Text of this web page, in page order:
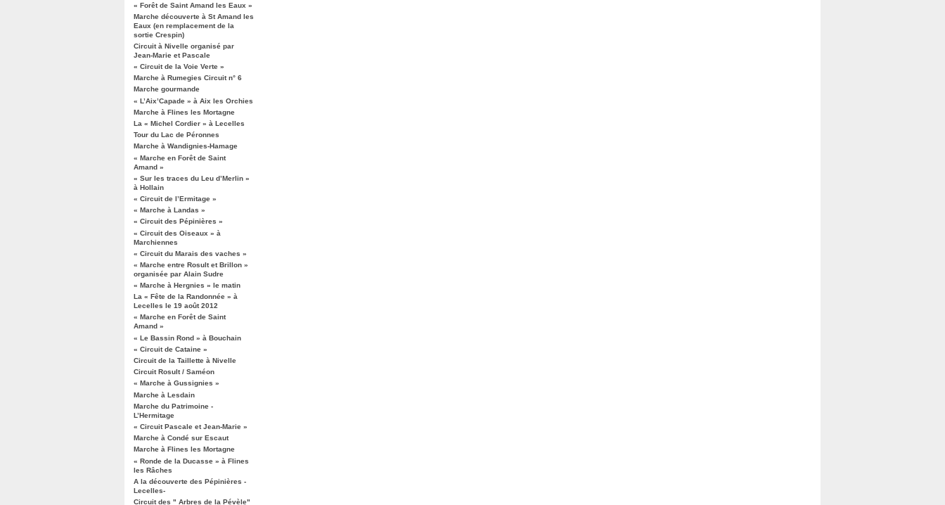
« Forêt de Saint Amand les Eaux »
Marche découverte à St Amand les
Eaux (en remplacement de la
sortie Crespin)
Circuit à Nivelle organisé par
Jean-Marie et Pascale
« Circuit de la Voie Verte »
Marche à Rumegies Circuit n° 6
Marche gourmande
« L’Aix’Capade » à Aix les Orchies
Marche à Flines les Mortagne
La « Michel Cordier » à Lecelles
Tour du Lac de Péronnes
Marche à Wandignies-Hamage
« Marche en Forêt de Saint
Amand »
« Sur les traces du Leu d’Merlin »
à Hollain
« Circuit de l’Ermitage »
« Marche à Landas »
« Circuit des Pépinières »
« Circuit des Oiseaux » à
Marchiennes
« Circuit du Marais des vaches »
« Marche entre Rosult et Brillon »
organisée par Alain Sudre
« Marche à Hergnies » le matin
La « Fête de la Randonnée » à
Lecelles le 19 août 2012
« Marche en Forêt de Saint
Amand »
« Le Bassin Rond » à Bouchain
« Circuit de Cataine »
Circuit de la Taillette à Nivelle
Circuit Rosult / Saméon
« Marche à Gussignies »
Marche à Lesdain
Marche du Patrimoine -
L’Hermitage
« Circuit Pascale et Jean-Marie »
Marche à Condé sur Escaut
Marche à Flines les Mortagne
« Ronde de la Ducasse » à Flines
les Râches
A la découverte des Pépinières -
Lecelles-
Circuit des " Arbres de la Pévèle"